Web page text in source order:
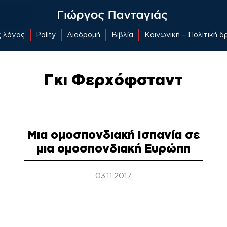
λόγος Polity Διαδρομή Βιβλία Κοινωνική – Πολιτική
Γκι Φερχόφσταντ
Μια ομοσπονδιακή Ισπανία σε
μια ομοσπονδιακή Ευρώπη
03.11.2017